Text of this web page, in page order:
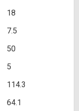
18
7.5
50
5
114.3
64.1